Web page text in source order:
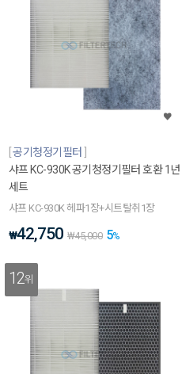
공기청정기필터
샤프 KC-930K 공기청정기필터 호환 1년
세트
샤프 KC-930K 헤파1장+시트탈취1장
₩42,750 ₩45,000 5%
12위